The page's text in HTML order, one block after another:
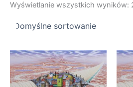
Wyświetlanie wszystkich wyników: